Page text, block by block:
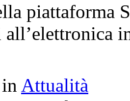
piattaforma
Attualità